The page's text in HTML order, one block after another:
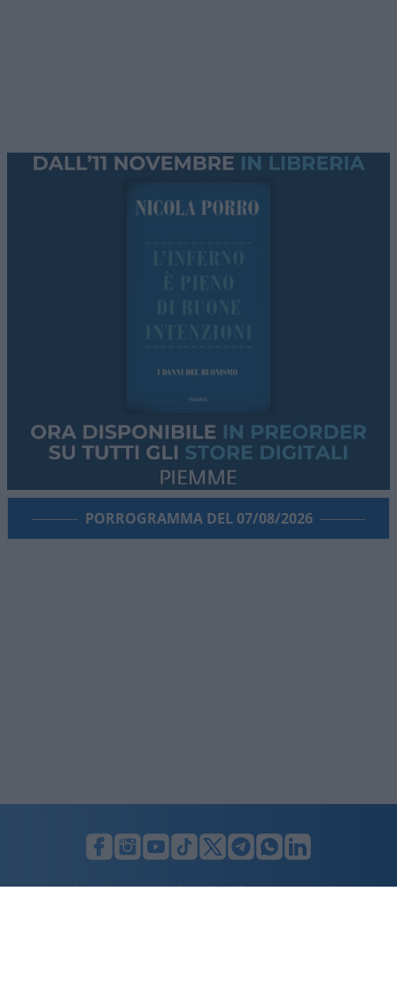
PORROGRAMMA DEL 07/08/2026
LUNIFIN S.r.l. a socio unico. Sede legale Milano, Largo F. Richini, 2/A,